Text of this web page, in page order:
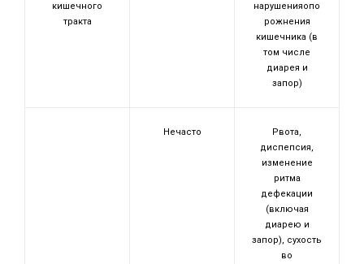
кишечного
тракта
нарушенияопо
рожнения
кишечника (в
том числе
диарея и
запор)
Нечасто
Рвота,
диспепсия,
изменение
ритма
дефекации
(включая
диарею и
запор), сухость
во